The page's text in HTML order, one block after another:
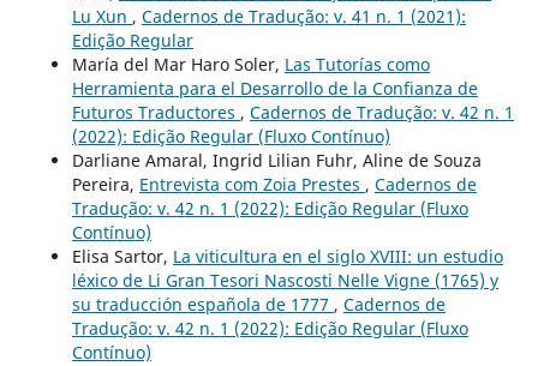
Lu Xun , Cadernos de Tradução: v. 41 n. 1 (2021):
Edição Regular
María del Mar Haro Soler, Las Tutorías como
Herramienta para el Desarrollo de la Confianza de
Futuros Traductores , Cadernos de Tradução: v. 42 n. 1
(2022): Edição Regular (Fluxo Contínuo)
Darliane Amaral, Ingrid Lilian Fuhr, Aline de Souza
Pereira, Entrevista com Zoia Prestes , Cadernos de
Tradução: v. 42 n. 1 (2022): Edição Regular (Fluxo
Contínuo)
Elisa Sartor, La viticultura en el siglo XVIII: un estudio
léxico de Li Gran Tesori Nascosti Nelle Vigne (1765) y
su traducción española de 1777 , Cadernos de
Tradução: v. 42 n. 1 (2022): Edição Regular (Fluxo
Contínuo)